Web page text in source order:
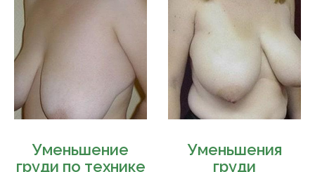
Уменьшение
груди по технике
Уменьшения
груди